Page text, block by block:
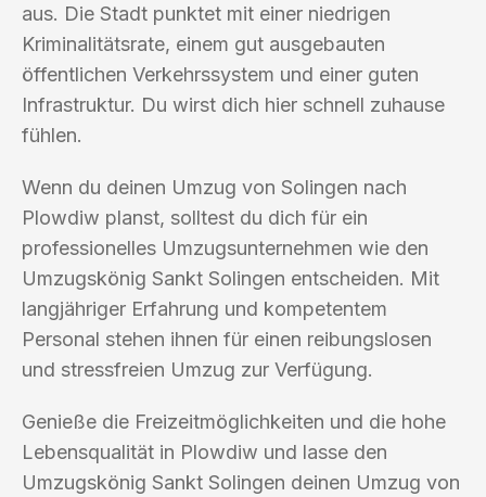
aus. Die Stadt punktet mit einer niedrigen
Kriminalitätsrate, einem gut ausgebauten
öffentlichen Verkehrssystem und einer guten
Infrastruktur. Du wirst dich hier schnell zuhause
fühlen.
Wenn du deinen Umzug von Solingen nach
Plowdiw planst, solltest du dich für ein
professionelles Umzugsunternehmen wie den
Umzugskönig Sankt Solingen entscheiden. Mit
langjähriger Erfahrung und kompetentem
Personal stehen ihnen für einen reibungslosen
und stressfreien Umzug zur Verfügung.
Genieße die Freizeitmöglichkeiten und die hohe
Lebensqualität in Plowdiw und lasse den
Umzugskönig Sankt Solingen deinen Umzug von